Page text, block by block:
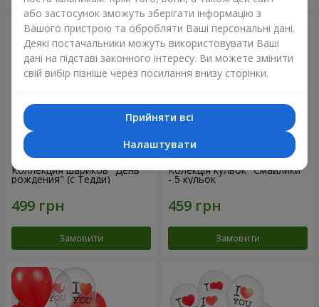
Коллекция шариков "День
рождения" (с Тедди)
Замовити
Колекція кульок "Смайлики"
- 5 кульок
Замовити
або застосунок зможуть зберігати інформацію з
Вашого пристрою та обробляти Ваші персональні дані.
Деякі постачальники можуть використовувати Ваші
дані на підставі законного інтересу. Ви можете змінити
свій вибір пізніше через посилання внизу сторінки.
Прийняти всі
Налаштувати